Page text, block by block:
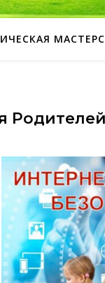
Родителей